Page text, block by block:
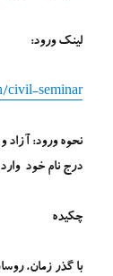
لینک ورود:
civil-seminar
نحوه ورود: آزاد
درجنام خود
چکیده
با گذر زمان،